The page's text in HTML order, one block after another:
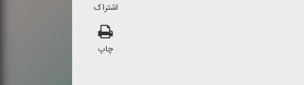
اشتراک
چاپ